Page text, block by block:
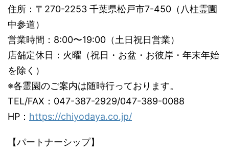
住所：〒270-2253 千葉県松戸市7-450（八柱霊園
中参道）
営業時間：8:00〜19:00（土日祝日営業）
店舗定休日：火曜（祝日・お盆・お彼岸・年末年始
を除く）
※各霊園のご案内は随時行っております。
TEL/FAX：047-387-2929/047-389-0088
HP： https://chiyodaya.co.jp/
【パートナーシップ】